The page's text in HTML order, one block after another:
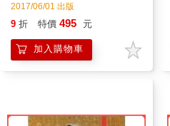
2017/06/01 出版
9 折 特價 495 元
加入購物車